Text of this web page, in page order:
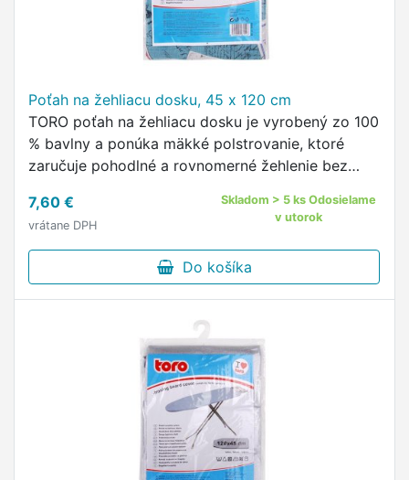
Poťah na žehliacu dosku, 45 x 120 cm
TORO poťah na žehliacu dosku je vyrobený zo 100
% bavlny a ponúka mäkké polstrovanie, ktoré
zaručuje pohodlné a rovnomerné žehlenie bez
7,60 €
vrátane DPH
Skladom > 5 ks Odosielame
v utorok
Do košíka